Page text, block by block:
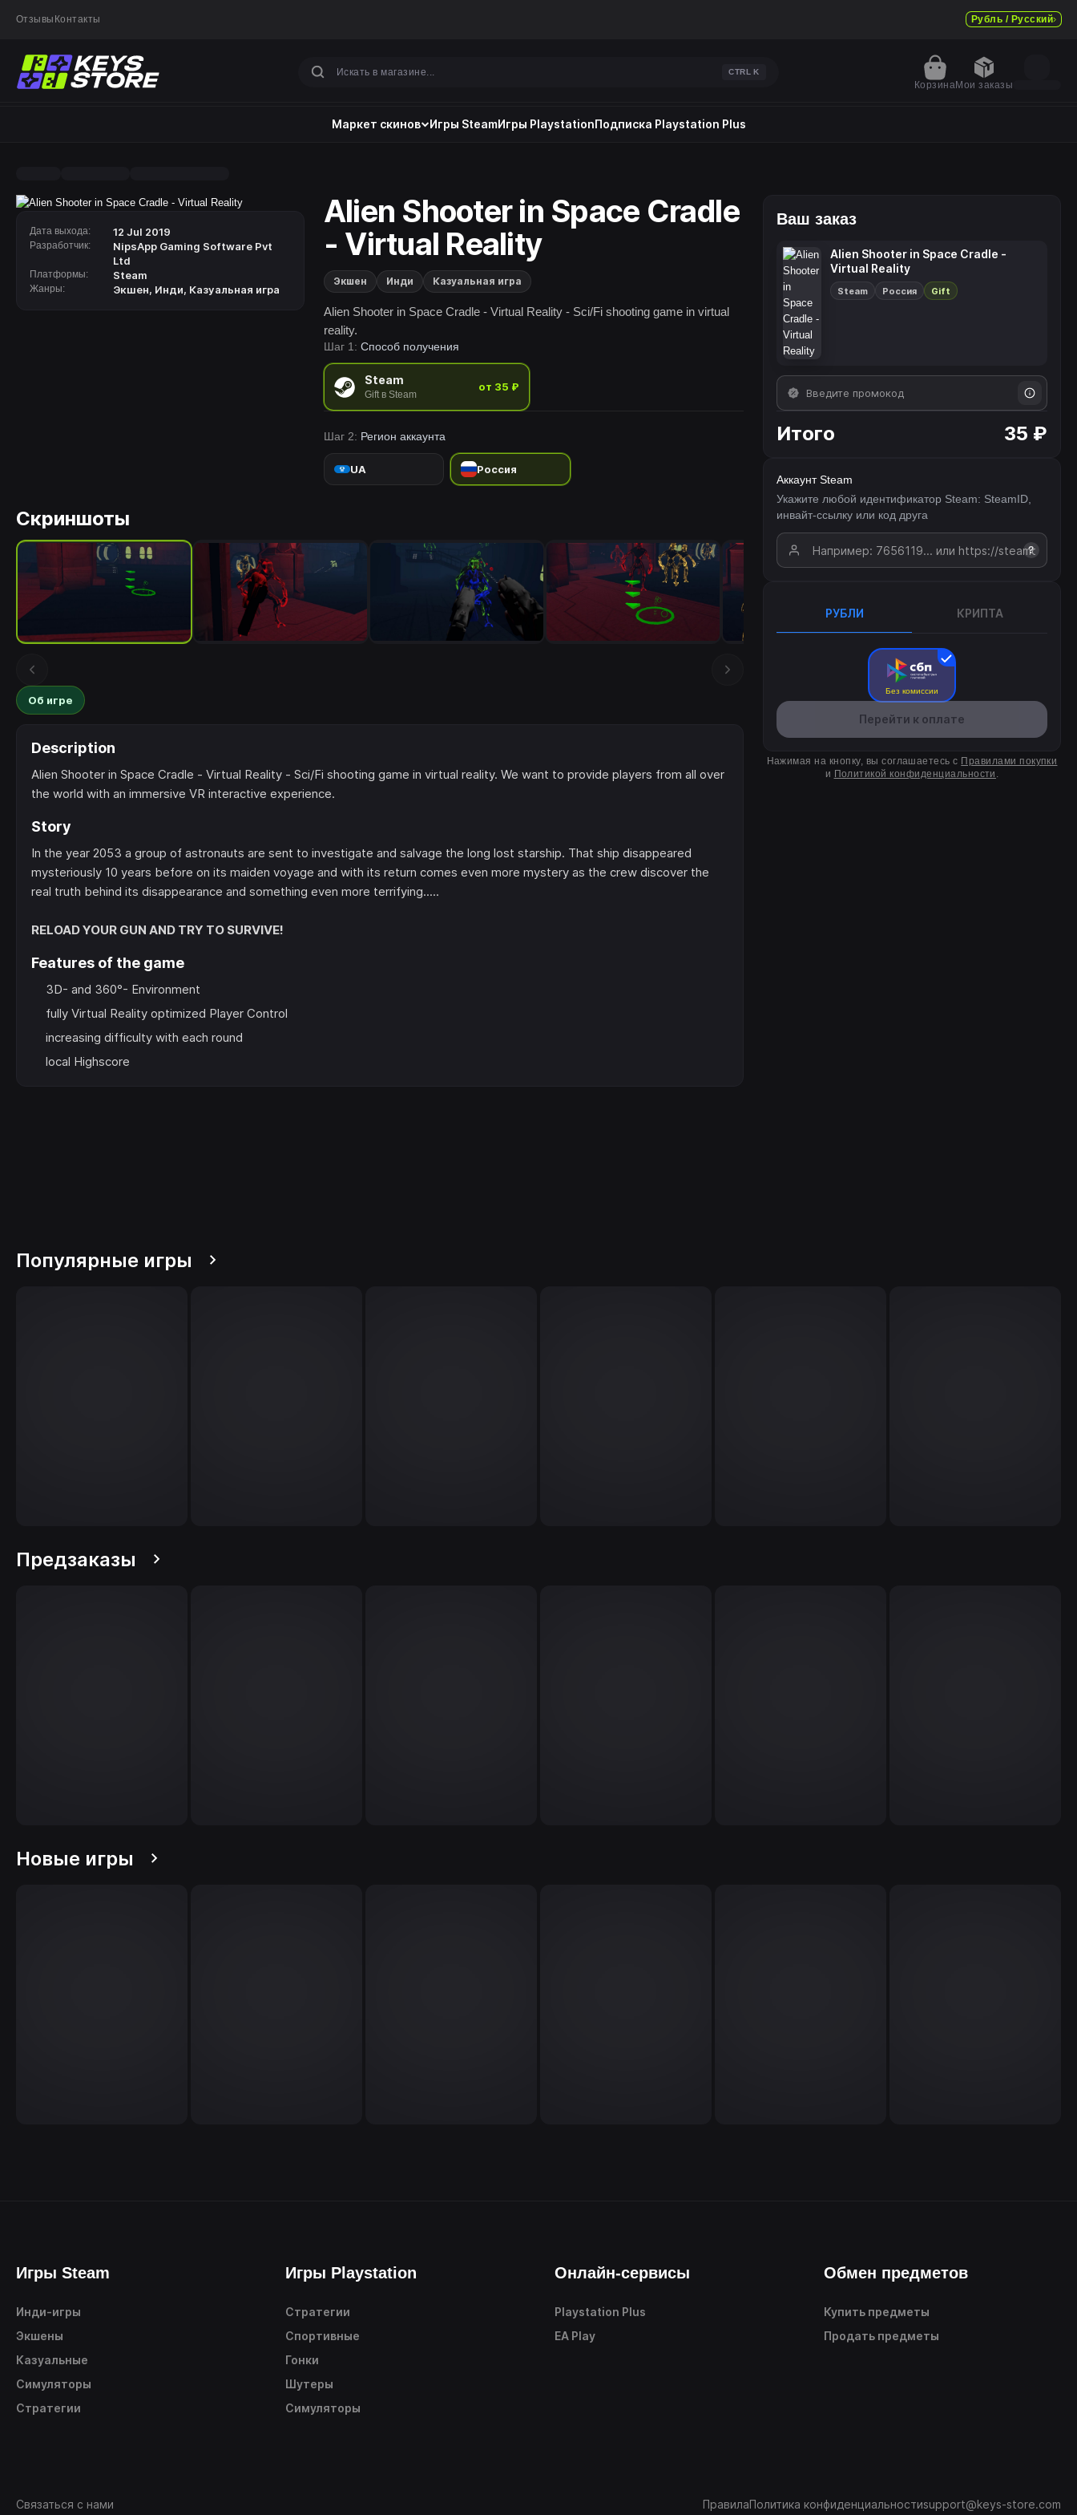
Отзывы Контакты Рубль / Русский
CTRL K
КорзинаМои заказы
Маркет скинов Игры SteamИгры PlaystationПодписка Playstation Plus
Дата выхода: 12 Jul 2019
Разработчик:
NipsApp Gaming Software Pvt
Ltd
Платформы: Steam
Жанры: Экшен, Инди, Казуальная игра
Alien Shooter in Space Cradle
- Virtual Reality
Экшен Инди Казуальная игра
Alien Shooter in Space Cradle - Virtual Reality - Sci/Fi shooting game in virtual
reality.
Шаг 1: Способ получения
Steam
Gift в Steam
от 35 ₽
Шаг 2: Регион аккаунта
UA Россия
Ваш заказ
Alien Shooter in Space Cradle -
Virtual Reality
Steam Россия Gift
Итого 35 ₽
Аккаунт Steam
Укажите любой идентификатор Steam: SteamID,
инвайт-ссылку или код друга
?
РУБЛИ КРИПТА
Без комиссии
Перейти к оплате
Нажимая на кнопку, вы соглашаетесь с Правилами покупки
и Политикой конфиденциальности .
Скриншоты
Об игре
Description
Alien Shooter in Space Cradle - Virtual Reality - Sci/Fi shooting game in virtual reality. We want to provide players from all over
the world with an immersive VR interactive experience.
Story
In the year 2053 a group of astronauts are sent to investigate and salvage the long lost starship. That ship disappeared
mysteriously 10 years before on its maiden voyage and with its return comes even more mystery as the crew discover the
real truth behind its disappearance and something even more terrifying.....
RELOAD YOUR GUN AND TRY TO SURVIVE!
Features of the game
3D- and 360°- Environment
fully Virtual Reality optimized Player Control
increasing difficulty with each round
local Highscore
Популярные игры
Предзаказы
Новые игры
Игры Steam
Инди-игры
Экшены
Казуальные
Симуляторы
Стратегии
Игры Playstation
Стратегии
Спортивные
Гонки
Шутеры
Симуляторы
Онлайн-сервисы
Playstation Plus
EA Play
Обмен предметов
Купить предметы
Продать предметы
Связаться с нами ПравилаПолитика конфиденциальностиsupport@keys-store.com